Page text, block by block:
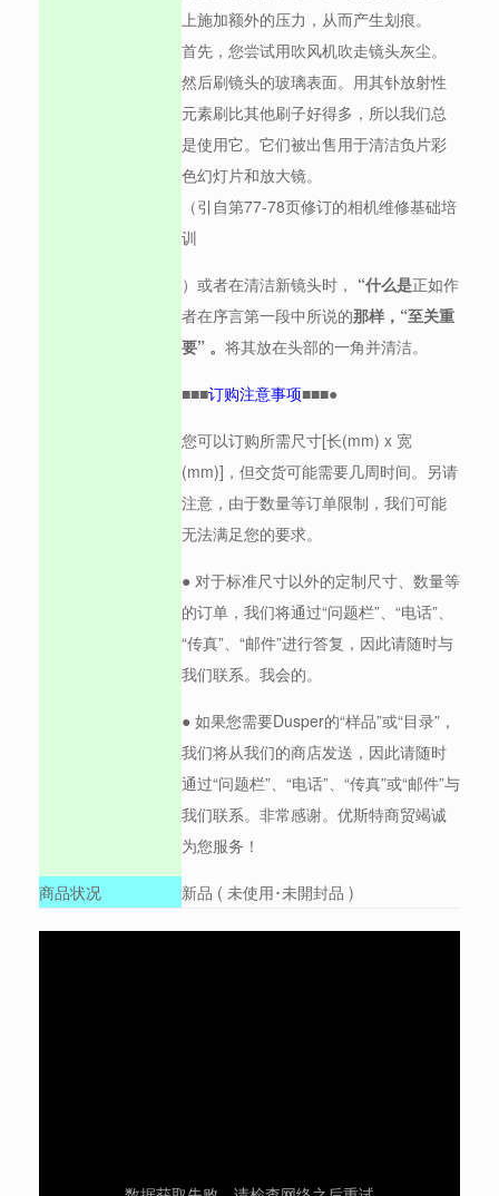
上施加额外的压力，从而产生划痕。
首先，您尝试用吹风机吹走镜头灰尘。
然后刷镜头的玻璃表面。用其钋放射性
元素刷比其他刷子好得多，所以我们总
是使用它。它们被出售用于清洁负片彩
色幻灯片和放大镜。
（引自第77-78页修订的相机维修基础培
训
）或者在清洁新镜头时， “什么是正如作
者在序言第一段中所说的那样，“至关重
要” 。 将其放在头部的一角并清洁。
■■■订购注意事项■■■●
您可以订购所需尺寸[长(mm) x 宽
(mm)]，但交货可能需要几周时间。另请
注意，由于数量等订单限制，我们可能
无法满足您的要求。
● 对于标准尺寸以外的定制尺寸、数量等
的订单，我们将通过“问题栏”、“电话”、
“传真”、“邮件”进行答复，因此请随时与
我们联系。我会的。
● 如果您需要Dusper的“样品”或“目录”，
我们将从我们的商店发送，因此请随时
通过“问题栏”、“电话”、“传真”或“邮件”与
我们联系。非常感谢。优斯特商贸竭诚
为您服务！
商品状况 新品 ( 未使用･未開封品 )